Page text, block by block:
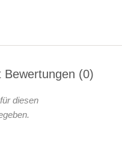
Bewertungen 0
diesen